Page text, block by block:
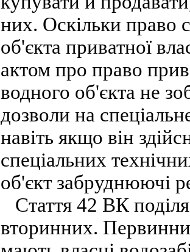
них. Оскільки право
об'єкта приватної
актом про право
водного об'єкта не
дозволи на
навіть якщо він
спеціальних
об'єкт забруднюючі
Стаття 42 ВК
вторинних.